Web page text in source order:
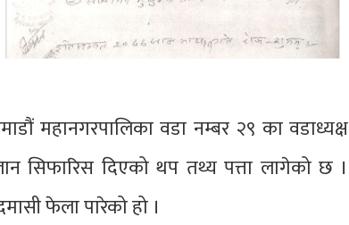
महानगरपालिका वडा नम्बर २९ का वडाध्यक्ष
सिफारिस दिएको थप तथ्य पत्ता लागेको छ ।
फेला पारेको हो ।